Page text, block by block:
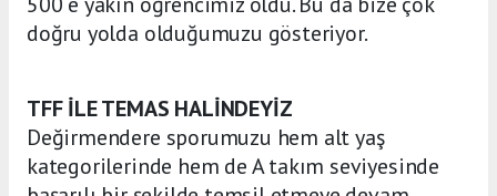
doğru yolda olduğumuzu gösteriyor.
TFF İLE TEMAS HALİNDEYİZ
Değirmendere sporumuzu hem alt yaş
kategorilerinde hem de A takım seviyesinde